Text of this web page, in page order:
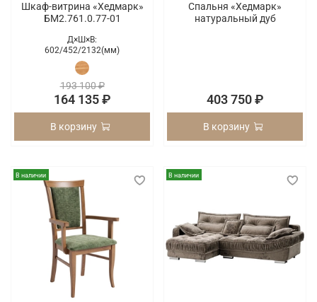
Шкаф-витрина «Хедмарк»
БМ2.761.0.77-01
Д×Ш×В:
602/452/2132(мм)
193 100 ₽
164 135 ₽
В корзину
Спальня «Хедмарк»
натуральный дуб
403 750 ₽
В корзину
В наличии В наличии